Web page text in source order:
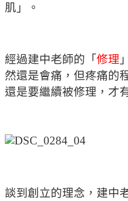
肌」。
經過建中老師的「 修理
然還是會痛，但疼痛的
還是要繼續被修理，才
談到創立的理念，建中